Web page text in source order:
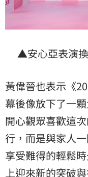
▲安心亞表演換
黃偉晉也表示《
幕後像放下了一
開心觀眾喜歡這
行，而是與家人
享受難得的輕鬆
上迎來新的突破